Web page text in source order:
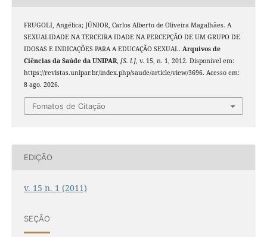
FRUGOLI, Angélica; JÚNIOR, Carlos Alberto de Oliveira Magalhães. A
SEXUALIDADE NA TERCEIRA IDADE NA PERCEPÇÃO DE UM GRUPO DE
IDOSAS E INDICAÇÕES PARA A EDUCAÇÃO SEXUAL. Arquivos de
Ciências da Saúde da UNIPAR, [S. l.], v. 15, n. 1, 2012. Disponível em:
https://revistas.unipar.br/index.php/saude/article/view/3696. Acesso em:
8 ago. 2026.
Fomatos de Citação
EDIÇÃO
v. 15 n. 1 (2011)
SEÇÃO